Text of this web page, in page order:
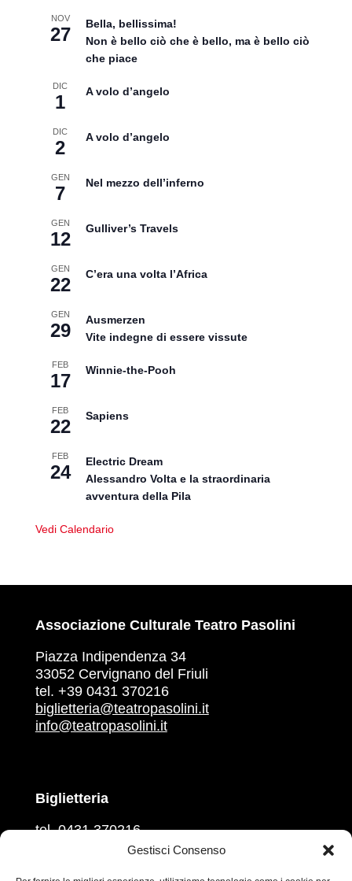
Gestisci Consenso
NOV
27
Bella, bellissima!
Non è bello ciò che è bello, ma è bello ciò
che piace
DIC
1 A volo d’angelo
DIC
2 A volo d’angelo
GEN
7 Nel mezzo dell’inferno
GEN
12 Gulliver’s Travels
GEN
22 C’era una volta l’Africa
GEN
29
Ausmerzen
Vite indegne di essere vissute
FEB
17 Winnie-the-Pooh
FEB
22 Sapiens
FEB
24
Electric Dream
Alessandro Volta e la straordinaria
avventura della Pila
Vedi Calendario
Associazione Culturale Teatro Pasolini
Piazza Indipendenza 34
33052 Cervignano del Friuli
tel. +39 0431 370216
biglietteria@teatropasolini.it
info@teatropasolini.it
Biglietteria
tel. 0431 370216
martedì, mercoledì, venerdì